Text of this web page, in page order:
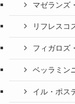
マゼランズ
リフレスコ
フィガロズ
ベッラミン
イル・ポス